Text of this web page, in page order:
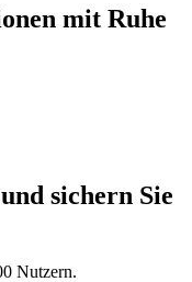
mit Ruhe
sichern Sie
Nutzern.